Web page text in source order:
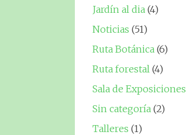
Jardín al dia(4)
Noticias (51)
Ruta Botánica(6)
Ruta forestal(4)
Sala de Exposiciones
Sin categoría(2)
Talleres (1)